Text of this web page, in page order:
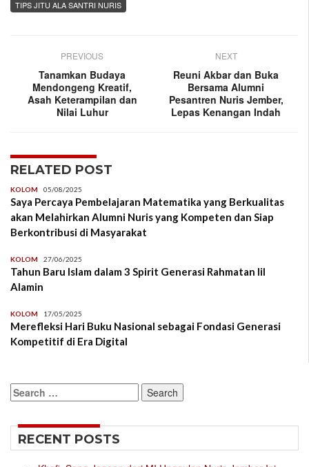
TIPS JITU ALA SANTRI NURIS
PREVIOUS
Tanamkan Budaya
Mendongeng Kreatif,
Asah Keterampilan dan
Nilai Luhur
NEXT
Reuni Akbar dan Buka
Bersama Alumni
Pesantren Nuris Jember,
Lepas Kenangan Indah
RELATED POST
KOLOM 05/08/2025
Saya Percaya Pembelajaran Matematika yang Berkualitas
akan Melahirkan Alumni Nuris yang Kompeten dan Siap
Berkontribusi di Masyarakat
KOLOM 27/06/2025
Tahun Baru Islam dalam 3 Spirit Generasi Rahmatan lil
Alamin
KOLOM 17/05/2025
Merefleksi Hari Buku Nasional sebagai Fondasi Generasi
Kompetitif di Era Digital
Search
for:
RECENT POSTS